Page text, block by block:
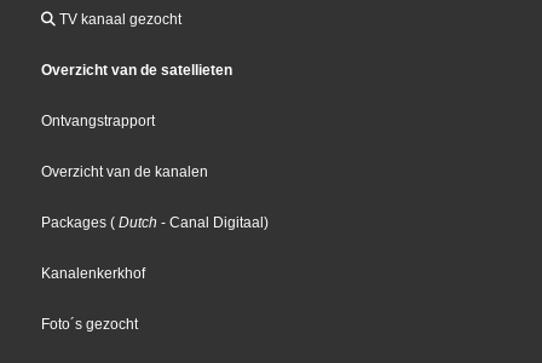
TV kanaal gezocht
Overzicht van de satellieten
Ontvangstrapport
Overzicht van de kanalen
Packages ( Dutch - Canal Digitaal)
Kanalenkerkhof
Foto´s gezocht